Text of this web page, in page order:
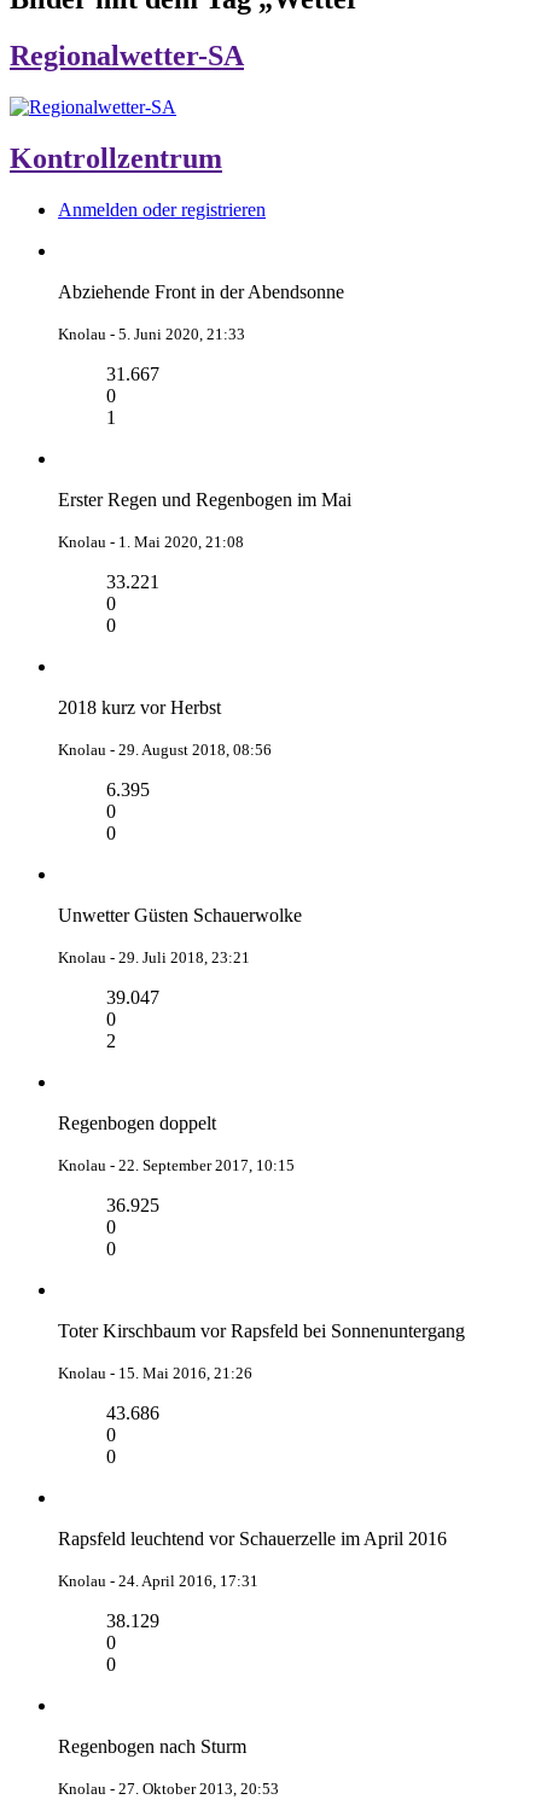
Regionalwetter-SA
Kontrollzentrum
Anmelden oder registrieren
Abziehende Front in der Abendsonne
Knolau - 5. Juni 2020, 21:33
31.667
0
1
Erster Regen und Regenbogen im Mai
Knolau - 1. Mai 2020, 21:08
33.221
0
0
2018 kurz vor Herbst
Knolau - 29. August 2018, 08:56
6.395
0
0
Unwetter Güsten Schauerwolke
Knolau - 29. Juli 2018, 23:21
39.047
0
2
Regenbogen doppelt
Knolau - 22. September 2017, 10:15
36.925
0
0
Toter Kirschbaum vor Rapsfeld bei Sonnenuntergang
Knolau - 15. Mai 2016, 21:26
43.686
0
0
Rapsfeld leuchtend vor Schauerzelle im April 2016
Knolau - 24. April 2016, 17:31
38.129
0
0
Regenbogen nach Sturm
Knolau - 27. Oktober 2013, 20:53